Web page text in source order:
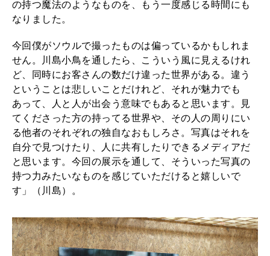
の持つ魔法のようなものを、もう一度感じる時間にも
なりました。
今回僕がソウルで撮ったものは偏っているかもしれま
せん。川島小鳥を通したら、こういう風に見えるけれ
ど、同時にお客さんの数だけ違った世界がある。違う
ということは悲しいことだけれど、それが魅力でも
あって、人と人が出会う意味でもあると思います。見
てくださった方の持ってる世界や、その人の周りにい
る他者のそれぞれの独自なおもしろさ。写真はそれを
自分で見つけたり、人に共有したりできるメディアだ
と思います。今回の展示を通して、そういった写真の
持つ力みたいなものを感じていただけると嬉しいで
す」（川島）。